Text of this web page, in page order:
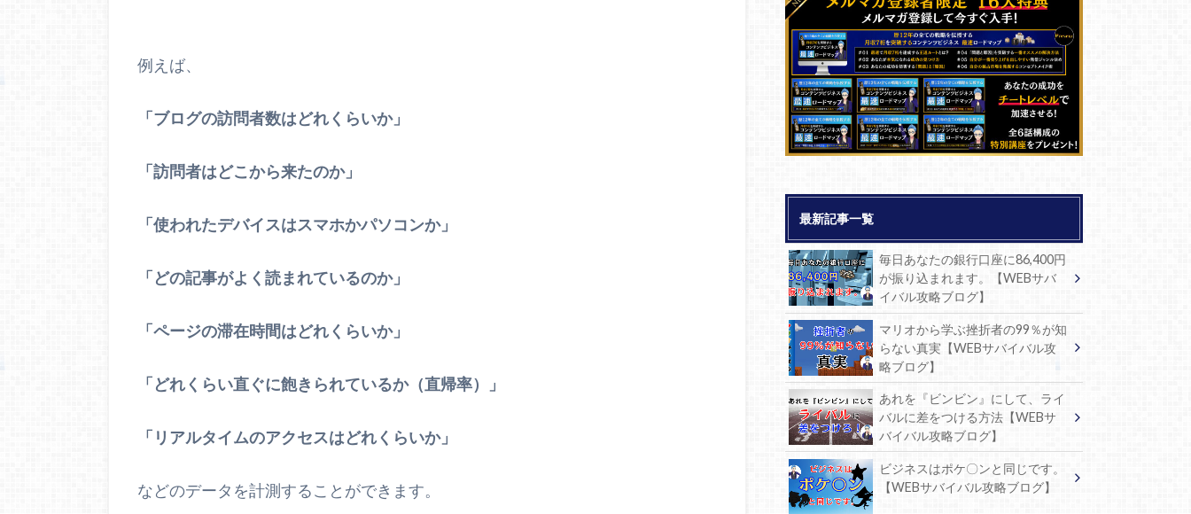
例えば、
「ブログの訪問者数はどれくらいか」
「訪問者はどこから来たのか」
「使われたデバイスはスマホかパソコンか」
「どの記事がよく読まれているのか」
「ページの滞在時間はどれくらいか」
「どれくらい直ぐに飽きられているか（直帰率）」
「リアルタイムのアクセスはどれくらいか」
などのデータを計測することができます。
最新記事一覧
毎日あなたの銀行口座に86,400円
が振り込まれます。【WEBサバ
イバル攻略ブログ】
マリオから学ぶ挫折者の99％が知
らない真実【WEBサバイバル攻
略ブログ】
あれを『ビンビン』にして、ライ
バルに差をつける方法【WEBサ
バイバル攻略ブログ】
ビジネスはポケ〇ンと同じです。
【WEBサバイバル攻略ブログ】